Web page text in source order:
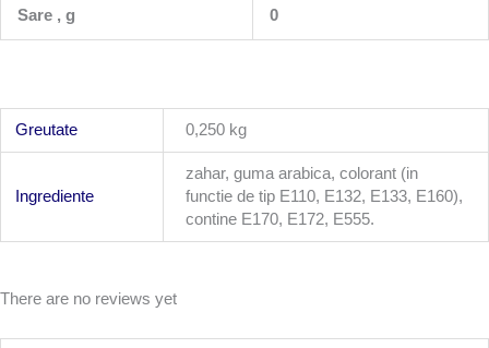
Sare , g 0
Greutate 0,250 kg
Ingrediente
zahar, guma arabica, colorant (in
functie de tip E110, E132, E133, E160),
contine E170, E172, E555.
There are no reviews yet